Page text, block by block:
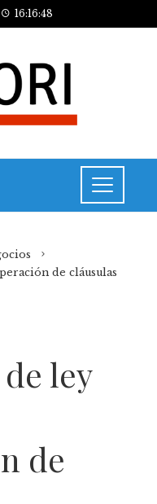
16:16:48
de cláusulas
ley
de